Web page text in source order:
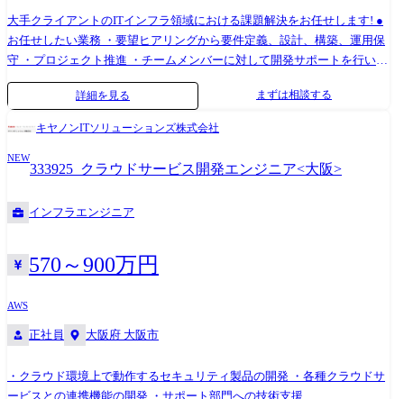
ャーディング、分散DB設計) ・バックアップ・リカバリ戦略の策定と自
動化 ●セキュアなインフラ設計・運用 ・データ暗号化、SIEMの導入・運
用 ・アプリケーション脆弱性検査・ペネトレーションテスト ・
ISO27017やSOC2などの認証制度及びGDPRなどのプライバシー保護規制
を意識したセキュリティ対策 ●アプリケーションチームとの連携 ・アプ
リケーション設計段階からインフラエンジニアが関与し、最適な基盤を
のチューニング ・CI/CDパイプラインの整備、IaC(Infrastructure as Code)
の導入 ●海外展開を視野に入れたサービス基盤の構築 ・海外向けのサー
ビスインフラの設計・運用に関与 ・グローバルな技術カンファレンスや
イベントに参加する機会あり ・世界基準のインフラアーキテクチャを実
思決定、アーキテクチャ戦略の策定 ・若手エンジニアの育成、技術共有
の推進 ・監視・障害対応の設計・自動化 ※将来的に配属部署を異動した
場合、実施する業務全般を変更する可能性あり
大手クライアントのITインフラ領域における課題解決をお任せします! ●
お任せしたい業務 ・要望ヒアリングから要件定義、設計、構築、運用保
守 ・プロジェクト推進 ・チームメンバーに対して開発サポートを行い技
術でチームの生産性を向上 ・システム面での課題やプロジェクト課題に
対し最適な解決方法の提案 ・西日本拠点インフラ部門立ち上げフェーズ
の組織づくり、組織推進、マネジメントコンサルシフトの主導 ・若手イ
合に伴う構築および更改支援プロジェクト [規模]20名 [ポジショ
ン]PL [参画工程]設計・構築～導入 ・システム開発会社向け社内マスタ
データ配信基盤構築支援 [規模]3名 [ポジション]リーダー [参画工
程]要件定義～リリース ・金融機関向けAWSを用いたインフラ更改プロジ
詳細を見る まずは相談する
キヤノンITソリューションズ株式会社
NEW
333925_クラウドサービス開発エンジニア<大阪>
インフラエンジニア
570～900万円
AWS
正社員 大阪府 大阪市
・クラウド環境上で動作するセキュリティ製品の開発 ・各種クラウドサ
ービスとの連携機能の開発 ・サポート部門への技術支援